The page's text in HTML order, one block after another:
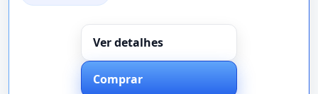
Ver detalhes
Comprar